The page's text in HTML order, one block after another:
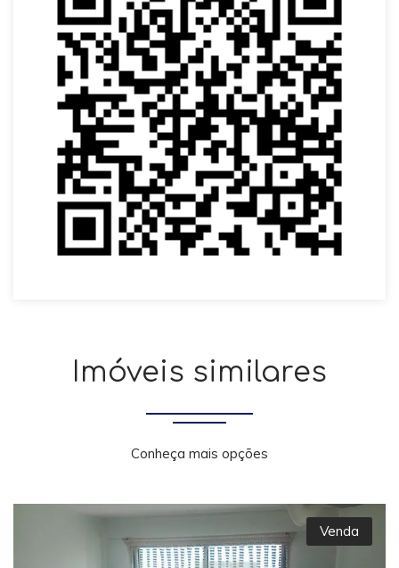
Imóveis similares
Conheça mais opções
Venda